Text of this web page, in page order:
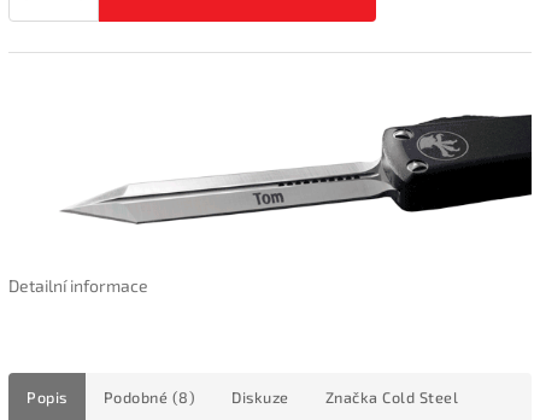
Detailní informace
Popis Podobné (8) Diskuze Značka Cold Steel